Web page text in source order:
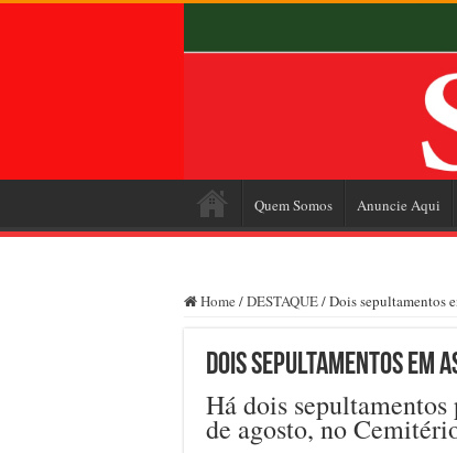
Quem Somos Anuncie Aqui
Home /DESTAQUE/Dois sepultamentos
Dois sepultamentos em
Há dois
de agosto, no